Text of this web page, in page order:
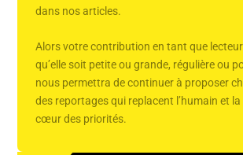
dans nos articles.
Alors votre contribution en tant que
qu’elle soit petite ou grande, régulière ou
nous permettra de continuer à proposer
des reportages qui replacent l’humain et
cœur des priorités.